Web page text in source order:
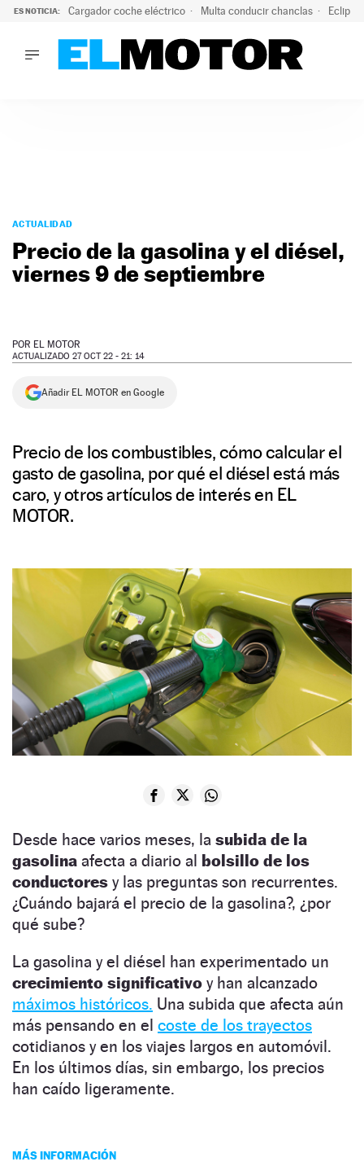
ES NOTICIA: Cargador coche eléctrico Multa conducir chanclas
PODCAST
MOTOS
TECNOLOGÍA
SERVICIOS
NEWSLETTER
ACTUALIDAD
Precio de la gasolina y el diésel,
viernes 9 de septiembre
POR EL MOTOR
ACTUALIZADO 27 OCT 22 - 21: 14
Añadir EL MOTOR en Google
Precio de los combustibles, cómo calcular el
gasto de gasolina, por qué el diésel está más
caro, y otros artículos de interés en EL
MOTOR.
Desde hace varios meses, la subida de la
gasolina afecta a diario al bolsillo de los
conductores y las preguntas son recurrentes.
¿Cuándo bajará el precio de la gasolina?, ¿por
qué sube?
La gasolina y el diésel han experimentado un
crecimiento significativo y han alcanzado
máximos históricos. Una subida que afecta aún
más pensando en el coste de los trayectos
cotidianos y en los viajes largos en automóvil.
En los últimos días, sin embargo, los precios
han caído ligeramente.
MÁS INFORMACIÓN